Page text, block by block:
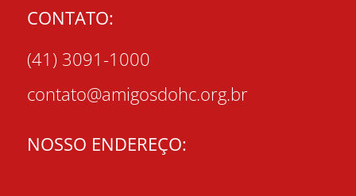
CONTATO:
(41) 3091-1000
contato@amigosdohc.org.br
NOSSO ENDEREÇO: